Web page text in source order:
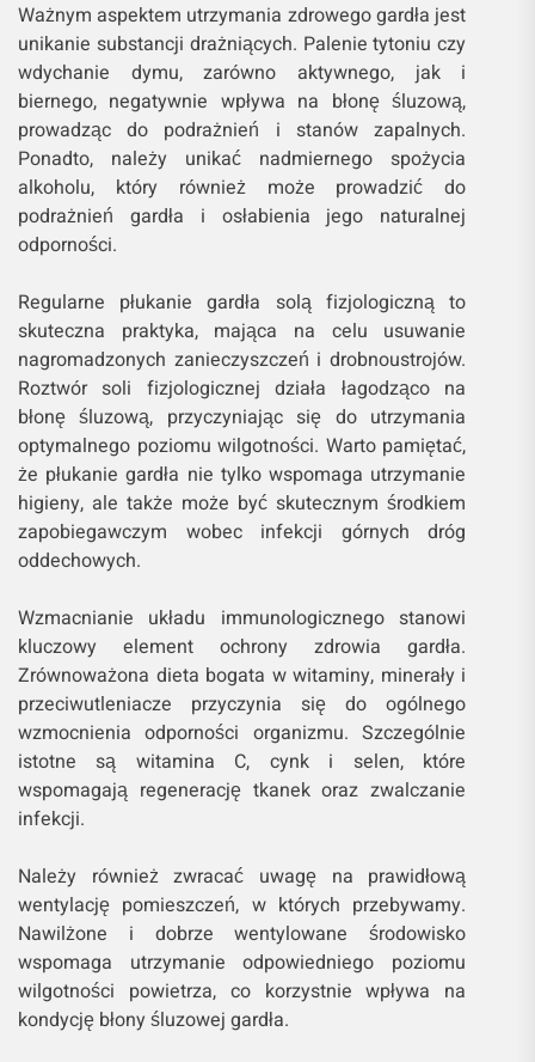
Ważnym aspektem utrzymania zdrowego gardła jest
unikanie substancji drażniących. Palenie tytoniu czy
wdychanie dymu, zarówno aktywnego, jak i
biernego, negatywnie wpływa na błonę śluzową,
prowadząc do podrażnień i stanów zapalnych.
Ponadto, należy unikać nadmiernego spożycia
alkoholu, który również może prowadzić do
podrażnień gardła i osłabienia jego naturalnej
odporności.
Regularne płukanie gardła solą fizjologiczną to
skuteczna praktyka, mająca na celu usuwanie
nagromadzonych zanieczyszczeń i drobnoustrojów.
Roztwór soli fizjologicznej działa łagodząco na
błonę śluzową, przyczyniając się do utrzymania
optymalnego poziomu wilgotności. Warto pamiętać,
że płukanie gardła nie tylko wspomaga utrzymanie
higieny, ale także może być skutecznym środkiem
zapobiegawczym wobec infekcji górnych dróg
oddechowych.
Wzmacnianie układu immunologicznego stanowi
kluczowy element ochrony zdrowia gardła.
Zrównoważona dieta bogata w witaminy, minerały i
przeciwutleniacze przyczynia się do ogólnego
wzmocnienia odporności organizmu. Szczególnie
istotne są witamina C, cynk i selen, które
wspomagają regenerację tkanek oraz zwalczanie
infekcji.
Należy również zwracać uwagę na prawidłową
wentylację pomieszczeń, w których przebywamy.
Nawilżone i dobrze wentylowane środowisko
wspomaga utrzymanie odpowiedniego poziomu
wilgotności powietrza, co korzystnie wpływa na
kondycję błony śluzowej gardła.